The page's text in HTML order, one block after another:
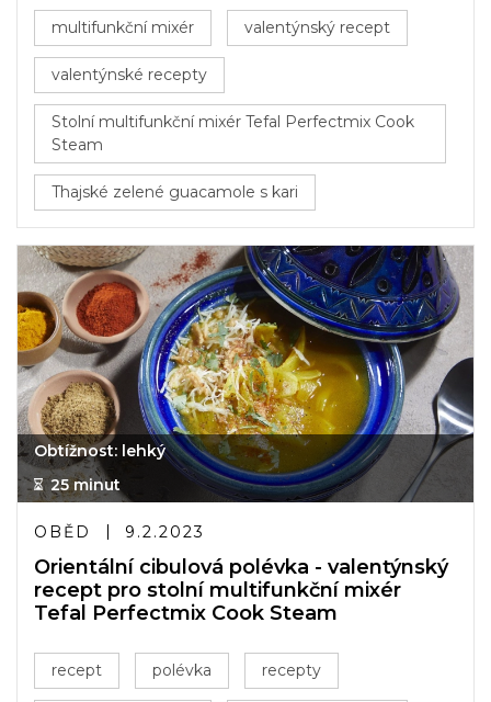
multifunkční mixér valentýnský recept
valentýnské recepty
Stolní multifunkční mixér Tefal Perfectmix Cook
Steam
Thajské zelené guacamole s kari
Obtížnost: lehký
25 minut
OBĚD 9.2.2023
Orientální cibulová polévka - valentýnský
recept pro stolní multifunkční mixér
Tefal Perfectmix Cook Steam
recept polévka recepty